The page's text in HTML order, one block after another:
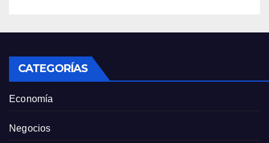
CATEGORÍAS
Economía
Negocios